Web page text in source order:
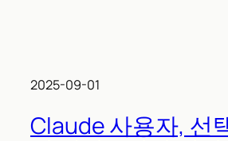
2025-09-01
Claude 사용자, 선